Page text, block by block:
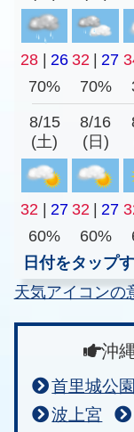
28 | 26 32 | 27
70%
70%
8/15
(土)
8/16
(日)
32 | 27 32 | 27
60%
60%
日付をタップ
天気アイコンの
沖
首里城公園
波上宮